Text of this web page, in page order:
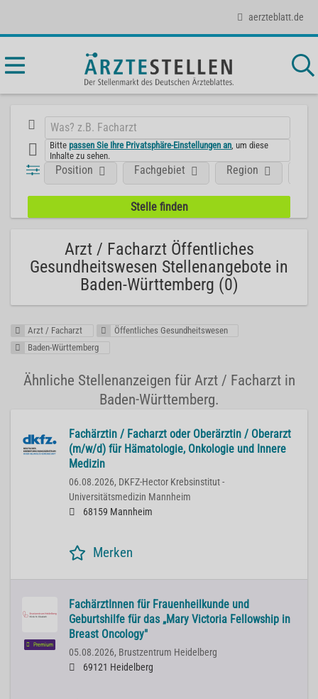
aerzteblatt.de
Bittepassen Sie Ihre Privatsphäre-Einstellungen an , um diese
Inhalte zu sehen.
Position Fachgebiet Region
Arzt / Facharzt Öffentliches
Gesundheitswesen Stellenangebote in
Baden-Württemberg (0)
Arzt / Facharzt
Öffentliches Gesundheitswesen
Baden-Württemberg
Ähnliche Stellenanzeigen für Arzt / Facharzt in
Baden-Württemberg.
Fachärztin / Facharzt oder Oberärztin / Oberarzt
(m/w/d) für Hämatologie, Onkologie und Innere
Medizin
06.08.2026, DKFZ-Hector Krebsinstitut -
Universitätsmedizin Mannheim
68159 Mannheim
Merken
Premium
FachärztInnen für Frauenheilkunde und
Geburtshilfe für das „Mary Victoria Fellowship in
Breast Oncology"
05.08.2026, Brustzentrum Heidelberg
69121 Heidelberg